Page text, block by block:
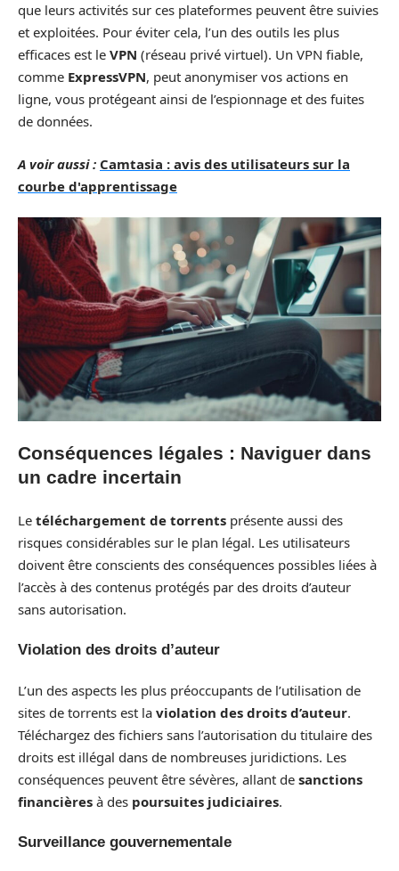
que leurs activités sur ces plateformes peuvent être suivies
et exploitées. Pour éviter cela, l’un des outils les plus
efficaces est le VPN (réseau privé virtuel). Un VPN fiable,
comme ExpressVPN, peut anonymiser vos actions en
ligne, vous protégeant ainsi de l’espionnage et des fuites
de données.
A voir aussi : Camtasia : avis des utilisateurs sur la
courbe d'apprentissage
Conséquences légales : Naviguer dans
un cadre incertain
Le téléchargement de torrents présente aussi des
risques considérables sur le plan légal. Les utilisateurs
doivent être conscients des conséquences possibles liées à
l’accès à des contenus protégés par des droits d’auteur
sans autorisation.
Violation des droits d’auteur
L’un des aspects les plus préoccupants de l’utilisation de
sites de torrents est la violation des droits d’auteur.
Téléchargez des fichiers sans l’autorisation du titulaire des
droits est illégal dans de nombreuses juridictions. Les
conséquences peuvent être sévères, allant de sanctions
financières à des poursuites judiciaires.
Surveillance gouvernementale